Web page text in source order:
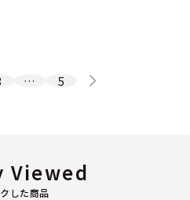
… 5
した商品
Viewed